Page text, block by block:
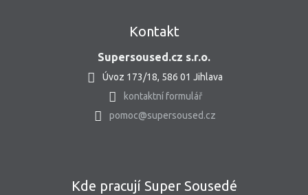
Kontakt
Supersoused.cz s.r.o.
Úvoz 173/18, 586 01 Jihlava
kontaktní formulář
pomoc@supersoused.cz
Kde pracují Super Sousedé